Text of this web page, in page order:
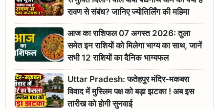
रावण से संबंध? जानिए ज्योतिर्लिंग की महिमा
आज का राशिफल 07 अगस्त 2026: तुला
समेत इन राशियों को मिलेगा भाग्य का साथ, जानें
सभी 12 राशियों का दैनिक भाग्यफल
Uttar Pradesh: फतेहपुर मंदिर-मकबरा
विवाद में मुस्लिम पक्ष को बड़ा झटका ! अब इस
तारीख को होगी सुनवाई